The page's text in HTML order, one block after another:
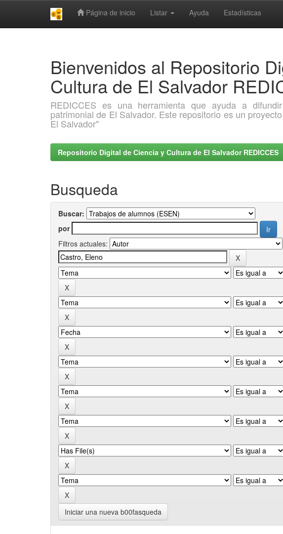
Página de inicio Listar Ayuda Estadísticas
Bienvenidos al Repositorio
Cultura de El Salvador
REDICCES es una herramienta que ayuda a
patrimonial de El Salvador. Este repositorio es un
El Salvador"
Repositorio Digital de Ciencia y Cultura de El Salvador REDICCES
Busqueda
Buscar:
por
Filtros actuales:
Iniciar una nueva b00fasqueda